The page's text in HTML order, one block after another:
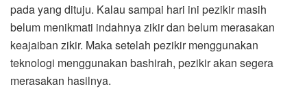
pada yang dituju. Kalau sampai hari ini pezikir masih
belum menikmati indahnya zikir dan belum merasakan
keajaiban zikir. Maka setelah pezikir menggunakan
teknologi menggunakan bashirah, pezikir akan segera
merasakan hasilnya.